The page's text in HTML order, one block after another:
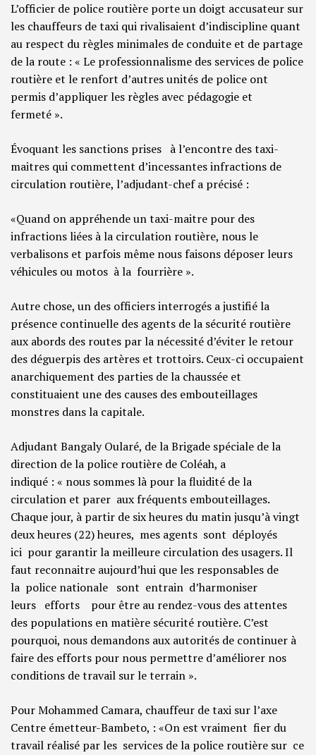
L’officier de police routière porte un doigt accusateur sur
les chauffeurs de taxi qui rivalisaient d’indiscipline quant
au respect du règles minimales de conduite et de partage
de la route : « Le professionnalisme des services de police
routière et le renfort d’autres unités de police ont
permis d’appliquer les règles avec pédagogie et
fermeté ».
Évoquant les sanctions prises à l’encontre des taxi-
maitres qui commettent d’incessantes infractions de
circulation routière, l’adjudant-chef a précisé :
«Quand on appréhende un taxi-maitre pour des
infractions liées à la circulation routière, nous le
verbalisons et parfois même nous faisons déposer leurs
véhicules ou motos à la fourrière ».
Autre chose, un des officiers interrogés a justifié la
présence continuelle des agents de la sécurité routière
aux abords des routes par la nécessité d’éviter le retour
des déguerpis des artères et trottoirs. Ceux-ci occupaient
anarchiquement des parties de la chaussée et
constituaient une des causes des embouteillages
monstres dans la capitale.
Adjudant Bangaly Oularé, de la Brigade spéciale de la
direction de la police routière de Coléah, a
indiqué : « nous sommes là pour la fluidité de la
circulation et parer aux fréquents embouteillages.
Chaque jour, à partir de six heures du matin jusqu’à vingt
deux heures (22) heures, mes agents sont déployés
ici pour garantir la meilleure circulation des usagers. Il
faut reconnaitre aujourd’hui que les responsables de
la police nationale sont entrain d’harmoniser
leurs efforts pour être au rendez-vous des attentes
des populations en matière sécurité routière. C’est
pourquoi, nous demandons aux autorités de continuer à
faire des efforts pour nous permettre d’améliorer nos
conditions de travail sur le terrain ».
Pour Mohammed Camara, chauffeur de taxi sur l’axe
Centre émetteur-Bambeto, : «On est vraiment fier du
travail réalisé par les services de la police routière sur ce